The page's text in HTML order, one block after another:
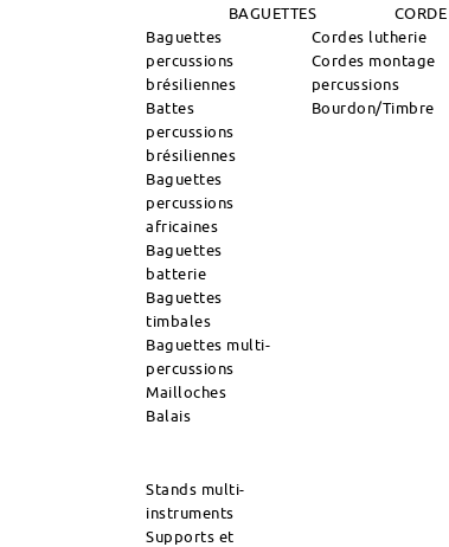
BAGUETTES CORDE
Baguettes
percussions
brésiliennes
Battes
percussions
brésiliennes
Baguettes
percussions
africaines
Baguettes
batterie
Baguettes
timbales
Baguettes multi-
percussions
Mailloches
Balais
Cordes lutherie
Cordes montage
percussions
Bourdon/Timbre
Stands multi-
instruments
Supports et